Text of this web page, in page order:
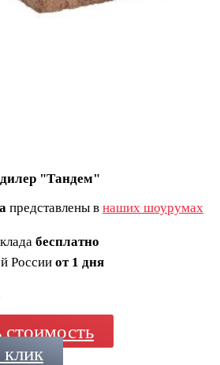
"Тандем"
представлены в наших шоурумах
бесплатно
России от 1 дня
стоимость